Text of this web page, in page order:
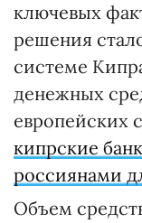
ключевых
решения
системе
денежных
европейских
кипрские
россиянами
Объем